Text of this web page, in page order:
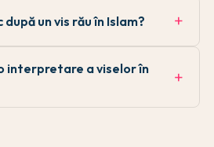
un vis rău în Islam?
interpretare a viselor în